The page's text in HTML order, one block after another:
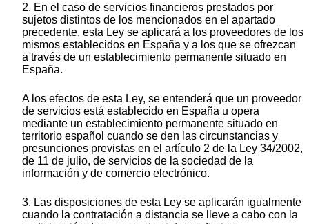
2. En el caso de servicios financieros prestados por
sujetos distintos de los mencionados en el apartado
precedente, esta Ley se aplicará a los proveedores de los
mismos establecidos en España y a los que se ofrezcan
a través de un establecimiento permanente situado en
España.
A los efectos de esta Ley, se entenderá que un proveedor
de servicios está establecido en España u opera
mediante un establecimiento permanente situado en
territorio español cuando se den las circunstancias y
presunciones previstas en el artículo 2 de la Ley 34/2002,
de 11 de julio, de servicios de la sociedad de la
información y de comercio electrónico.
3. Las disposiciones de esta Ley se aplicarán igualmente
cuando la contratación a distancia se lleve a cabo con la